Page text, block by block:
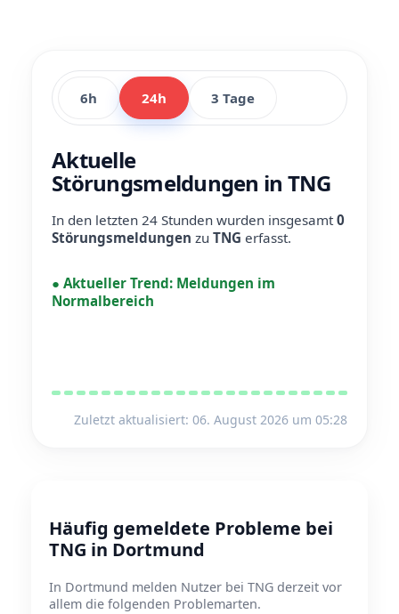
6h 24h 3 Tage
Aktuelle
Störungsmeldungen in TNG
In den letzten 24 Stunden wurden insgesamt0
Störungsmeldungen zu TNG erfasst.
● Aktueller Trend: Meldungen im
Normalbereich
Zuletzt aktualisiert: 06. August 2026 um 05:28
Häufig gemeldete Probleme bei
TNG in Dortmund
In Dortmund melden Nutzer bei TNG derzeit vor
allem die folgenden Problemarten.